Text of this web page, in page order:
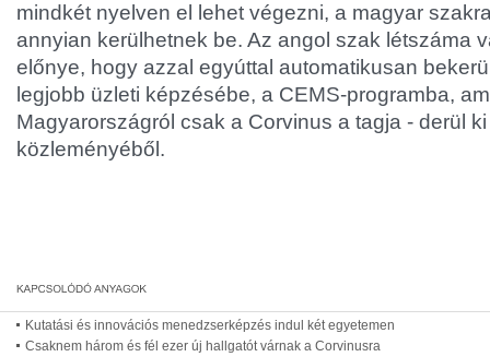
mindkét nyelven el lehet végezni, a magyar
annyian kerülhetnek be. Az angol szak létszáma
előnye, hogy azzal egyúttal automatikusan
legjobb üzleti képzésébe, a CEMS-programba,
Magyarországról csak a Corvinus a tagja - derül
közleményéből.
Kutatási és innovációs menedzserképzés indul két egyetemen
Csaknem három és fél ezer új hallgatót várnak a Corvinusra